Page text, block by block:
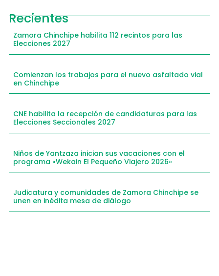
Recientes
Zamora Chinchipe habilita 112 recintos para las
Elecciones 2027
Comienzan los trabajos para el nuevo asfaltado vial
en Chinchipe
CNE habilita la recepción de candidaturas para las
Elecciones Seccionales 2027
Niños de Yantzaza inician sus vacaciones con el
programa «Wekain El Pequeño Viajero 2026»
Judicatura y comunidades de Zamora Chinchipe se
unen en inédita mesa de diálogo